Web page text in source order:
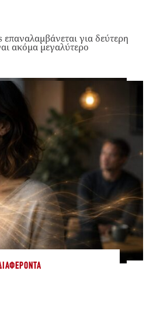
για δεύτερη
ακόμα μεγαλύτερο